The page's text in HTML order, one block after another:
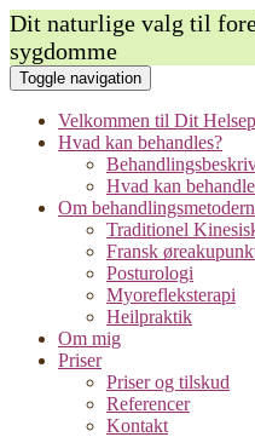
Dit naturlige valg til
sygdomme
Toggle navigation
Velkommen til Dit
Hvad kan behandles?
Hvad kan
Om
Traditionel
Fransk
Posturologi
Myorefleksterapi
Heilpraktik
Om mig
Priser
Priser og tilskud
Referencer
Kontakt